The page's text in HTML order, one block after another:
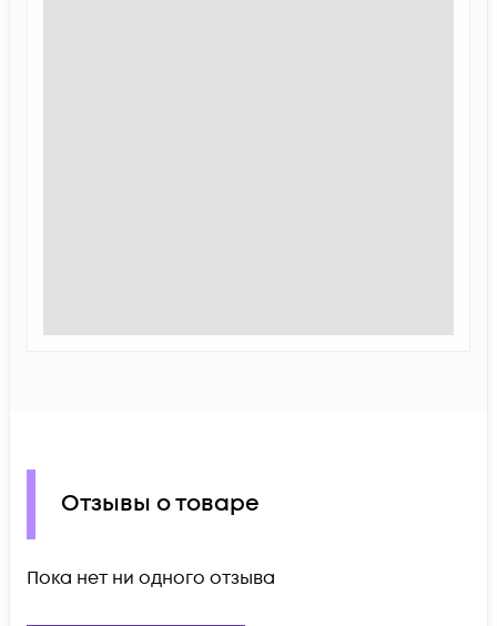
Отзывы о товаре
Пока нет ни одного отзыва